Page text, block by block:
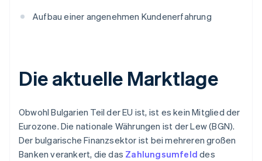
Aufbau einer angenehmen Kundenerfahrung
Die aktuelle Marktlage
Obwohl Bulgarien Teil der EU ist, ist es kein Mitglied der
Eurozone. Die nationale Währungen ist der Lew (BGN).
Der bulgarische Finanzsektor ist bei mehreren großen
Banken verankert, die das Zahlungsumfeld des